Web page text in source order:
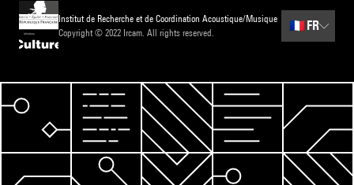
Institut de Recherche et de Coordination Acoustique/Musique
Copyright © 2022 Ircam. All rights reserved.
🇫🇷 FR